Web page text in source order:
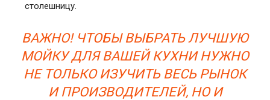
столешницу.
ВАЖНО! ЧТОБЫ ВЫБРАТЬ ЛУЧШУЮ
МОЙКУ ДЛЯ ВАШЕЙ КУХНИ НУЖНО
НЕ ТОЛЬКО ИЗУЧИТЬ ВЕСЬ РЫНОК
И ПРОИЗВОДИТЕЛЕЙ, НО И